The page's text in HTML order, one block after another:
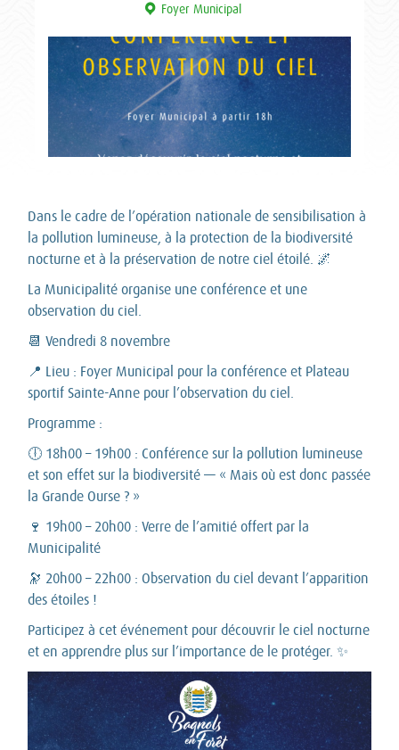
Foyer Municipal
Dans le cadre de l’opération nationale de sensibilisation à
la pollution lumineuse, à la protection de la biodiversité
nocturne et à la préservation de notre ciel étoilé. 🌌
La Municipalité organise une conférence et une
observation du ciel.
📆 Vendredi 8 novembre
📍 Lieu : Foyer Municipal pour la conférence et Plateau
sportif Sainte-Anne pour l’observation du ciel.
Programme :
🕕 18h00 – 19h00 : Conférence sur la pollution lumineuse
et son effet sur la biodiversité — « Mais où est donc passée
la Grande Ourse ? »
🍷 19h00 – 20h00 : Verre de l’amitié offert par la
Municipalité
🔭 20h00 – 22h00 : Observation du ciel devant l’apparition
des étoiles !
Participez à cet événement pour découvrir le ciel nocturne
et en apprendre plus sur l’importance de le protéger. ✨